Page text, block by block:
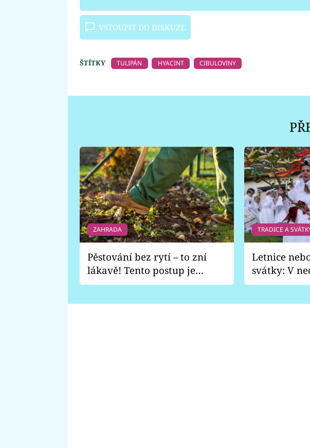
VSTOUPIT DO DISKUZE
ŠTÍTKY TULIPÁN HYACINT CIBULOVINY
ZAHRADA
Pěstování bez rytí – to zní
lákavě! Tento postup je
vhodný jen pro některé
TRADICE A
Letnice
svátky: V
pondělí